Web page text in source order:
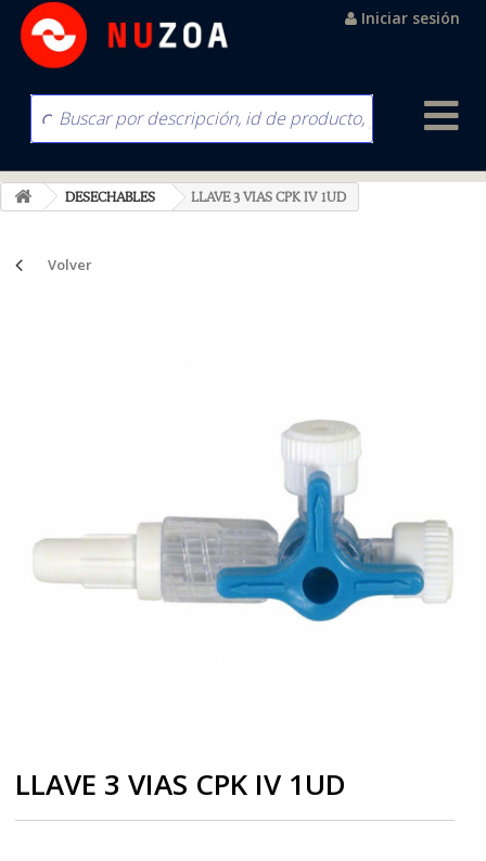
Iniciar sesión
DESECHABLES LLAVE 3 VIAS CPK IV 1UD
Volver
LLAVE 3 VIAS CPK IV 1UD